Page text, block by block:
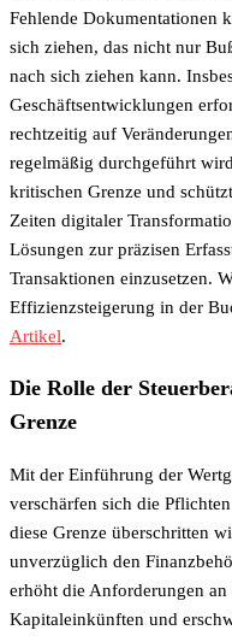
Fehlende Dokumentationen
sich ziehen, das nicht nur
nach sich ziehen kann.
Geschäftsentwicklungen
rechtzeitig auf
regelmäßig durchgeführt
kritischen Grenze und
Zeiten digitaler
Lösungen zur präzisen
Transaktionen einzusetzen.
Effizienzsteigerung in der
Artikel.
Die Rolle der
Grenze
Mit der Einführung der
verschärfen sich die
diese Grenze überschritten
unverzüglich den
erhöht die Anforderungen
Kapitaleinkünften und